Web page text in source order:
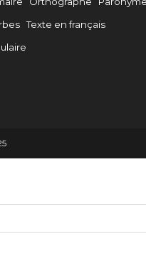
Texte en français